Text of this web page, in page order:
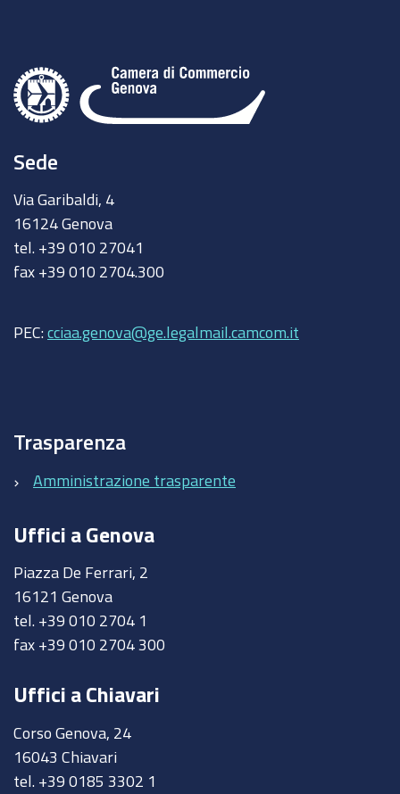
Sede
Via Garibaldi, 4
16124 Genova
tel. +39 010 27041
fax +39 010 2704.300
PEC: cciaa.genova@ge.legalmail.camcom.it
Trasparenza
Amministrazione trasparente
Uffici a Genova
Piazza De Ferrari, 2
16121 Genova
tel. +39 010 2704 1
fax +39 010 2704 300
Uffici a Chiavari
Corso Genova, 24
16043 Chiavari
tel. +39 0185 3302 1